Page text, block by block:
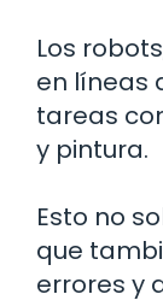
Los
en líneas
tareas
y pintura.
Esto no
que
errores y